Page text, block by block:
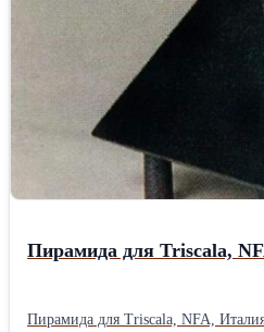
Пирамида для Triscala,
Пирамида для Triscala, NFA,